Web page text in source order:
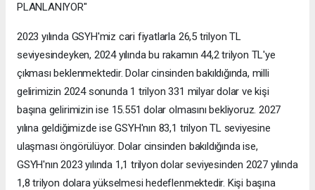
PLANLANIYOR"
2023 yılında GSYH'miz cari fiyatlarla 26,5 trilyon TL
seviyesindeyken, 2024 yılında bu rakamın 44,2 trilyon TL'ye
çıkması beklenmektedir. Dolar cinsinden bakıldığında, milli
gelirimizin 2024 sonunda 1 trilyon 331 milyar dolar ve kişi
başına gelirimizin ise 15.551 dolar olmasını bekliyoruz. 2027
yılına geldiğimizde ise GSYH'nın 83,1 trilyon TL seviyesine
ulaşması öngörülüyor. Dolar cinsinden bakıldığında ise,
GSYH'nın 2023 yılında 1,1 trilyon dolar seviyesinden 2027 yılında
1,8 trilyon dolara yükselmesi hedeflenmektedir. Kişi başına